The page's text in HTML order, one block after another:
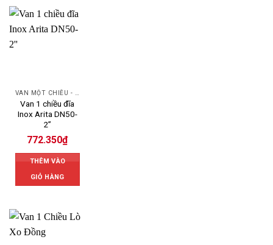
Van 1 chiều đĩa
Inox Arita DN50-
2”
772.350₫
THÊM VÀO
GIỎ HÀNG